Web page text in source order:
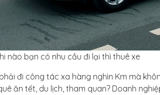
nào bạn có nhu cầu đi lại thì thuê xe
đi công tác xa hàng nghìn Km mà
ăn tết, du lịch, tham quan? Doanh